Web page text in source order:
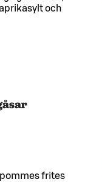
och
frites